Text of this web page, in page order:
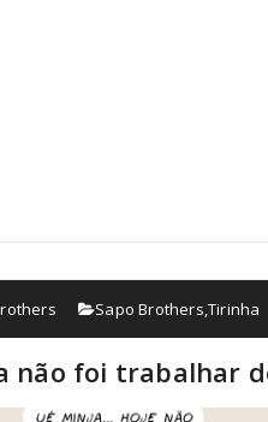
Sapo Brothers,Tirinha
não foi trabalhar